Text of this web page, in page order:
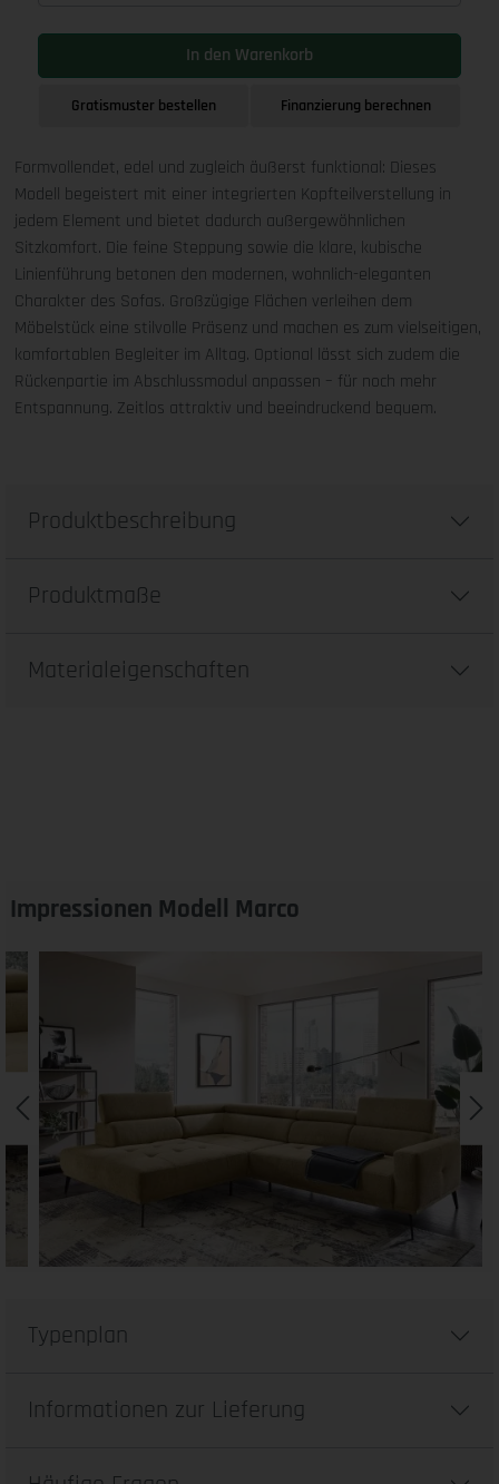
In den Warenkorb
Gratismuster bestellen Finanzierung berechnen
Formvollendet, edel und zugleich äußerst funktional: Dieses
Modell begeistert mit einer integrierten Kopfteilverstellung in
jedem Element und bietet dadurch außergewöhnlichen
Sitzkomfort. Die feine Steppung sowie die klare, kubische
Linienführung betonen den modernen, wohnlich-eleganten
Charakter des Sofas. Großzügige Flächen verleihen dem
Möbelstück eine stilvolle Präsenz und machen es zum vielseitigen,
komfortablen Begleiter im Alltag. Optional lässt sich zudem die
Rückenpartie im Abschlussmodul anpassen – für noch mehr
Entspannung. Zeitlos attraktiv und beeindruckend bequem.
Produktbeschreibung
Produktmaße
Materialeigenschaften
Impressionen Modell Marco
Typenplan
Informationen zur Lieferung